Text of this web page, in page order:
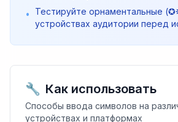
•
Тестируйте орнаментальные
устройствах аудитории перед
🔧 Как использовать
Способы ввода символов на
устройствах и платформах